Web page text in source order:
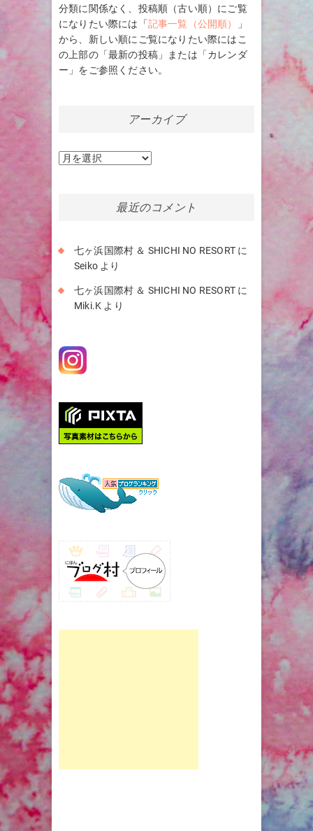
分類に関係なく、投稿順（古い順）にご覧
になりたい際には「記事一覧（公開順）
」
から、新しい順にご覧になりたい際にはこ
の上部の「最新の投稿」または「カレンダ
ー」をご参照ください。
アーカイブ
ア
最近のコメント
七ヶ浜国際村 ＆ SHICHI NO RESORT に
Seiko より
七ヶ浜国際村 ＆ SHICHI NO RESORT に
Miki.K より